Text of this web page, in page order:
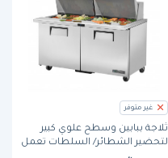
غير متوفر
ثلاجة ببابين وسطح علوي كبير
لتحضير الشطائر/ السلطات تعمل